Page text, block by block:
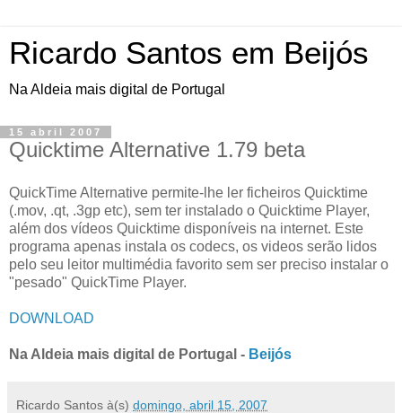
Ricardo Santos em Beijós
Na Aldeia mais digital de Portugal
15 abril 2007
Quicktime Alternative 1.79 beta
QuickTime Alternative permite-lhe ler ficheiros Quicktime
(.mov, .qt, .3gp etc), sem ter instalado o Quicktime Player,
além dos vídeos Quicktime disponíveis na internet. Este
programa apenas instala os codecs, os videos serão lidos
pelo seu leitor multimédia favorito sem ser preciso instalar o
"pesado" QuickTime Player.
DOWNLOAD
Na Aldeia mais digital de Portugal - Beijós
Ricardo Santos à(s) domingo, abril 15, 2007